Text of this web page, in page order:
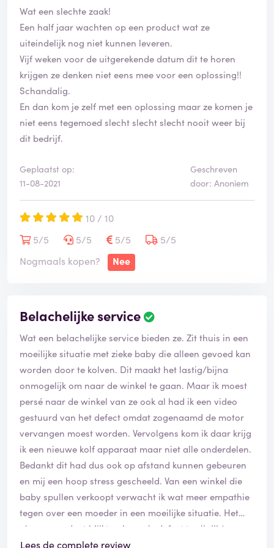
Wat een slechte zaak!
Een half jaar wachten op een product wat ze
uiteindelijk nog niet kunnen leveren.
Vijf weken voor de uitgerekende datum dit te horen
krijgen ze denken niet eens mee voor een oplossing!!
Schandalig.
En dan kom je zelf met een oplossing maar ze komen je
niet eens tegemoed slecht slecht slecht nooit weer bij
dit bedrijf.
Geplaatst op:
11-08-2021
Geschreven
door: Anoniem
10 / 10
5/5
5/5 5/5
5/5
Nogmaals kopen?
Nee
Belachelijke service
Wat een belachelijke service bieden ze. Zit thuis in een
moeilijke situatie met zieke baby die alleen gevoed kan
worden door te kolven. Dit maakt het lastig/bijna
onmogelijk om naar de winkel te gaan. Maar ik moest
persé naar de winkel van ze ook al had ik een video
gestuurd van het defect omdat zogenaamd de motor
vervangen moest worden. Vervolgens kom ik daar krijg
ik een nieuwe kolf apparaat maar niet alle onderdelen.
Bedankt dit had dus ook op afstand kunnen gebeuren
en mij een hoop stress gescheeld. Van een winkel die
baby spullen verkoopt verwacht ik wat meer empathie
tegen over een moeder in een moeilijke situatie. Het
nieuwe product blijkt ook nog is defect te zijn!!! *na
plaatsen review babypark gesproken ik zou een geheel
Lees de complete review